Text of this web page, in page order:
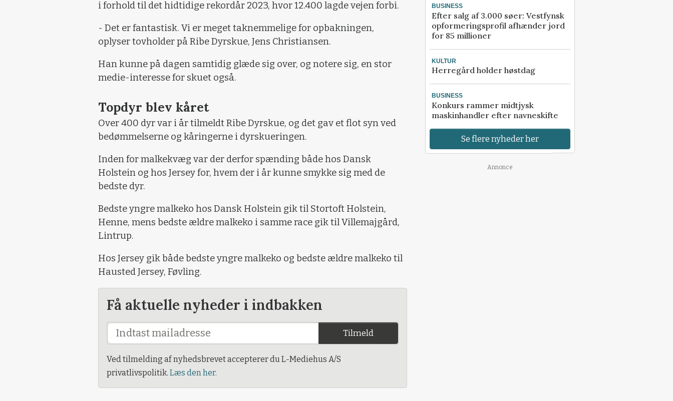
i forhold til det hidtidige rekordår 2023, hvor 12.400 lagde vejen forbi.
- Det er fantastisk. Vi er meget taknemmelige for opbakningen,
oplyser tovholder på Ribe Dyrskue, Jens Christiansen.
Han kunne på dagen samtidig glæde sig over, og notere sig, en stor
medie-interesse for skuet også.
Topdyr blev kåret
Over 400 dyr var i år tilmeldt Ribe Dyrskue, og det gav et flot syn ved
bedømmelserne og kåringerne i dyrskueringen.
Inden for malkekvæg var der derfor spænding både hos Dansk
Holstein og hos Jersey for, hvem der i år kunne smykke sig med de
bedste dyr.
Bedste yngre malkeko hos Dansk Holstein gik til Stortoft Holstein,
Henne, mens bedste ældre malkeko i samme race gik til Villemajgård,
Lintrup.
Hos Jersey gik både bedste yngre malkeko og bedste ældre malkeko til
Hausted Jersey, Føvling.
Få aktuelle nyheder i indbakken
Tilmeld
Ved tilmelding af nyhedsbrevet accepterer du L-Mediehus A/S
privatlivspolitik. Læs den her.
BUSINESS
Efter salg af 3.000 søer: Vestfynsk
opformeringsprofil afhænder jord
for 85 millioner
KULTUR
Herregård holder høstdag
BUSINESS
Konkurs rammer midtjysk
maskinhandler efter navneskifte
Se flere nyheder her
Annonce